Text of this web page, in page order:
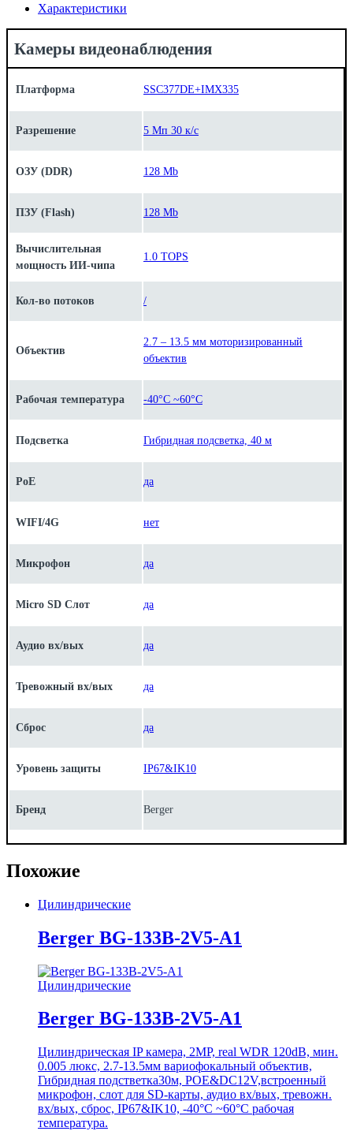
Характеристики
Камеры видеонаблюдения
Платформа SSC377DE+IMX335
Разрешение 5 Мп 30 к/с
ОЗУ (DDR) 128 Mb
ПЗУ (Flash) 128 Mb
Вычислительная
мощность ИИ-чипа
1.0 TOPS
Кол-во потоков /
Объектив
2.7 – 13.5 мм моторизированный
объектив
Рабочая температура -40°C ~60°C
Подсветка Гибридная подсветка, 40 м
PoE да
WIFI/4G нет
Микрофон да
Micro SD Слот да
Аудио вх/вых да
Тревожный вх/вых да
Сброс да
Уровень защиты IP67&IK10
Бренд Berger
Похожие
Цилиндрические
Berger BG-133B-2V5-A1
Цилиндрические
Berger BG-133B-2V5-A1
Цилиндрическая IP камера, 2MP, real WDR 120dB, мин.
0.005 люкс, 2.7-13.5мм вариофокальный объектив,
Гибридная подстветка30м, POE&DC12V,встроенный
микрофон, слот для SD-карты, аудио вх/вых, тревожн.
вх/вых, сброс, IP67&IK10, -40°C ~60°C рабочая
температура.